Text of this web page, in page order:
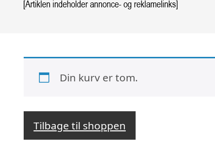
Din kurv er tom.
Tilbage til shoppen